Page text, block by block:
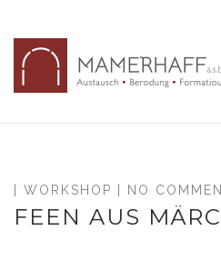
WORKSHOP | NO
FEEN AUS